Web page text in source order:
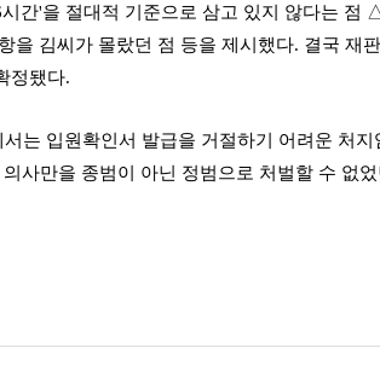
간'을 절대적 기준으로 삼고 있지 않다는
을 김씨가 몰랐던 점 등을 제시했다. 결국 재
정됐다.
는 입원확인서 발급을 거절하기 어려운 처
사만을 종범이 아닌 정범으로 처벌할 수 없